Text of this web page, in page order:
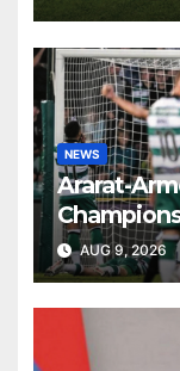
NEWS
Ararat-
Round
AUG 9, 2026